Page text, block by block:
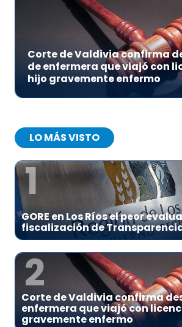
Corte de Valdivia confirma
de enfermera que viajó con
hijo gravemente enfermo
LO MÁS VISTO
1
GORE en Los Ríos el peor
fiscalización de
2
Corte de Valdivia confirma
enfermera que viajó con
gravemente enfermo